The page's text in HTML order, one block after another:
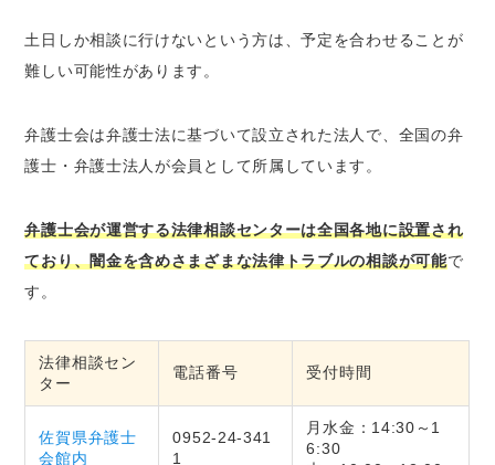
土日しか相談に行けないという方は、予定を合わせることが
難しい可能性があります。
弁護士会は弁護士法に基づいて設立された法人で、全国の弁
護士・弁護士法人が会員として所属しています。
弁護士会が運営する法律相談センターは全国各地に設置され
ており、闇金を含めさまざまな法律トラブルの相談が可能で
す。
法律相談セン
ター
電話番号 受付時間
佐賀県弁護士
会館内
0952-24-341
1
月水金：14:30～1
6:30